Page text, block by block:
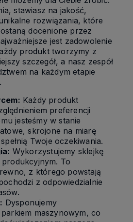
stawiasz na jakość,
rozwiązania, które
docenione przez
jest zadowolenie
produkt tworzymy z
szczegół, a nasz zespół
na każdym etapie
Każdy produkt
preferencji
jesteśmy w stanie
skrojone na miarę
Twoje oczekiwania.
Wykorzystujemy sklejkę
To
z którego powstają
z odpowiedzialnie
Dysponujemy
maszynowym, co